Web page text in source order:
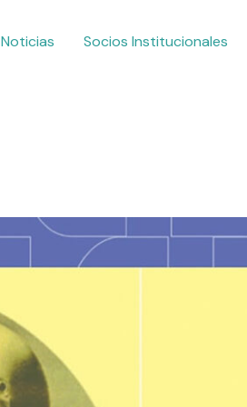
Noticias Socios Institucionales